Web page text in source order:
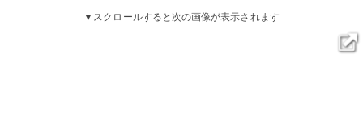
▼スクロールすると次の画像が表示されます